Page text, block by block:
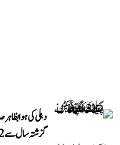
دہلی کی ہوا
گزشتہ سال سے 12 پوائنٹس زیادہ: اجے ماکن